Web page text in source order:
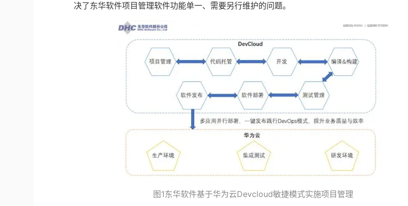
决了东华软件项目管理软件功能单一、需要另行维护的问题。
图1东华软件基于华为云Devcloud敏捷模式实施项目管理